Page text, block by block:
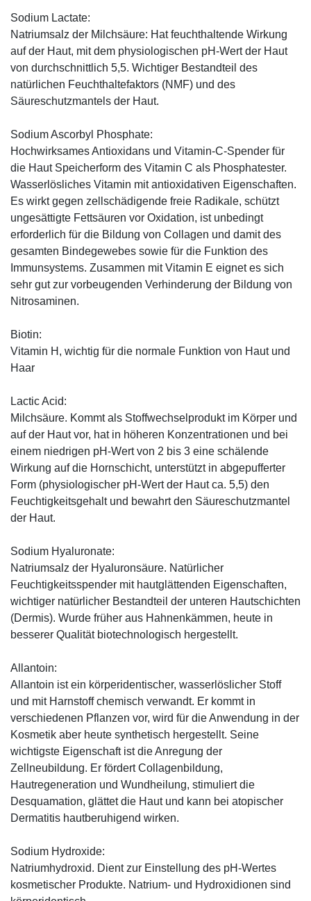
Sodium Lactate:
Natriumsalz der Milchsäure: Hat feuchthaltende Wirkung
auf der Haut, mit dem physiologischen pH-Wert der Haut
von durchschnittlich 5,5. Wichtiger Bestandteil des
natürlichen Feuchthaltefaktors (NMF) und des
Säureschutzmantels der Haut.
Sodium Ascorbyl Phosphate:
Hochwirksames Antioxidans und Vitamin-C-Spender für
die Haut Speicherform des Vitamin C als Phosphatester.
Wasserlösliches Vitamin mit antioxidativen Eigenschaften.
Es wirkt gegen zellschädigende freie Radikale, schützt
ungesättigte Fettsäuren vor Oxidation, ist unbedingt
erforderlich für die Bildung von Collagen und damit des
gesamten Bindegewebes sowie für die Funktion des
Immunsystems. Zusammen mit Vitamin E eignet es sich
sehr gut zur vorbeugenden Verhinderung der Bildung von
Nitrosaminen.
Biotin:
Vitamin H, wichtig für die normale Funktion von Haut und
Haar
Lactic Acid:
Milchsäure. Kommt als Stoffwechselprodukt im Körper und
auf der Haut vor, hat in höheren Konzentrationen und bei
einem niedrigen pH-Wert von 2 bis 3 eine schälende
Wirkung auf die Hornschicht, unterstützt in abgepufferter
Form (physiologischer pH-Wert der Haut ca. 5,5) den
Feuchtigkeitsgehalt und bewahrt den Säureschutzmantel
der Haut.
Sodium Hyaluronate:
Natriumsalz der Hyaluronsäure. Natürlicher
Feuchtigkeitsspender mit hautglättenden Eigenschaften,
wichtiger natürlicher Bestandteil der unteren Hautschichten
(Dermis). Wurde früher aus Hahnenkämmen, heute in
besserer Qualität biotechnologisch hergestellt.
Allantoin:
Allantoin ist ein körperidentischer, wasserlöslicher Stoff
und mit Harnstoff chemisch verwandt. Er kommt in
verschiedenen Pflanzen vor, wird für die Anwendung in der
Kosmetik aber heute synthetisch hergestellt. Seine
wichtigste Eigenschaft ist die Anregung der
Zellneubildung. Er fördert Collagenbildung,
Hautregeneration und Wundheilung, stimuliert die
Desquamation, glättet die Haut und kann bei atopischer
Dermatitis hautberuhigend wirken.
Sodium Hydroxide:
Natriumhydroxid. Dient zur Einstellung des pH-Wertes
kosmetischer Produkte. Natrium- und Hydroxidionen sind